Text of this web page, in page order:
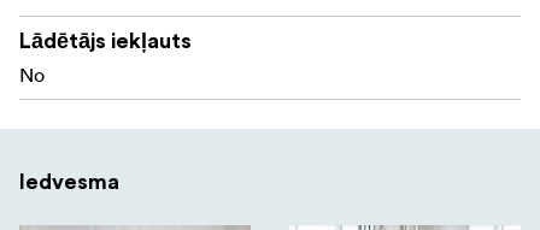
Lādētājs iekļauts
No
Iedvesma